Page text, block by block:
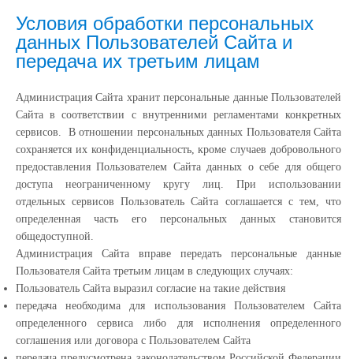
Условия обработки персональных
данных Пользователей Сайта и
передача их третьим лицам
Администрация Сайта хранит персональные данные Пользователей
Сайта в соответствии с внутренними регламентами конкретных
сервисов. В отношении персональных данных Пользователя Сайта
сохраняется их конфиденциальность, кроме случаев добровольного
предоставления Пользователем Сайта данных о себе для общего
доступа неограниченному кругу лиц. При использовании
отдельных сервисов Пользователь Сайта соглашается с тем, что
определенная часть его персональных данных становится
общедоступной.
Администрация Сайта вправе передать персональные данные
Пользователя Сайта третьим лицам в следующих случаях:
Пользователь Сайта выразил согласие на такие действия
передача необходима для использования Пользователем Сайта
определенного сервиса либо для исполнения определенного
соглашения или договора с Пользователем Сайта